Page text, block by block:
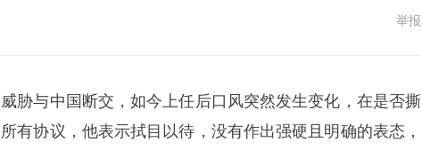
举报
胁与中国断交，如今上任后口风突然发生变化，在是否撕
有协议，他表示拭目以待，没有作出强硬且明确的表态，